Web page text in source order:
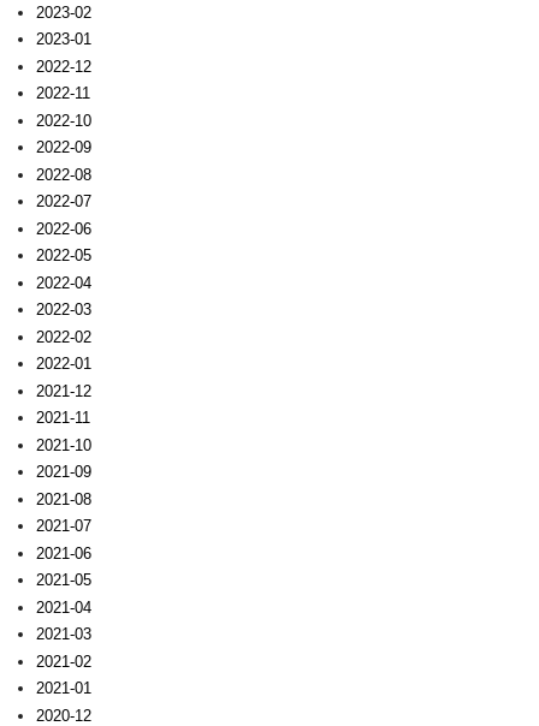
2023-02
2023-01
2022-12
2022-11
2022-10
2022-09
2022-08
2022-07
2022-06
2022-05
2022-04
2022-03
2022-02
2022-01
2021-12
2021-11
2021-10
2021-09
2021-08
2021-07
2021-06
2021-05
2021-04
2021-03
2021-02
2021-01
2020-12